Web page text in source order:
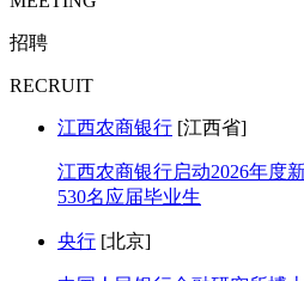
招聘
RECRUIT
江西农商银行 [江西省]
江西农商银行启动2026年度
530名应届毕业生
央行 [北京]